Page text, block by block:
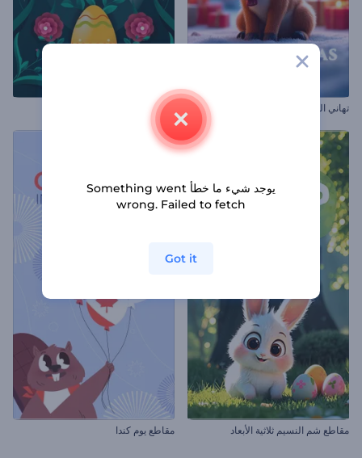
تهاني الكريسماس المبهجة ثلاثية الأبعاد افتتاحية شم النسيم الملونة
مقاطع شم النسيم ثلاثية الأبعاد مقاطع يوم كندا
يوجد شيء ما خطأ Something went
wrong. Failed to fetch
Got it